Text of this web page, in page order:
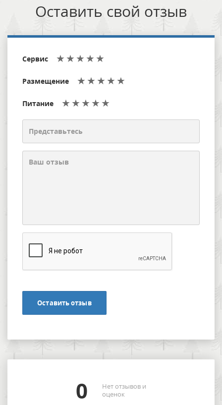
Оставить свой отзыв
Сервис
Размещение
Питание
Оставить отзыв
0
Нет отзывов и
оценок